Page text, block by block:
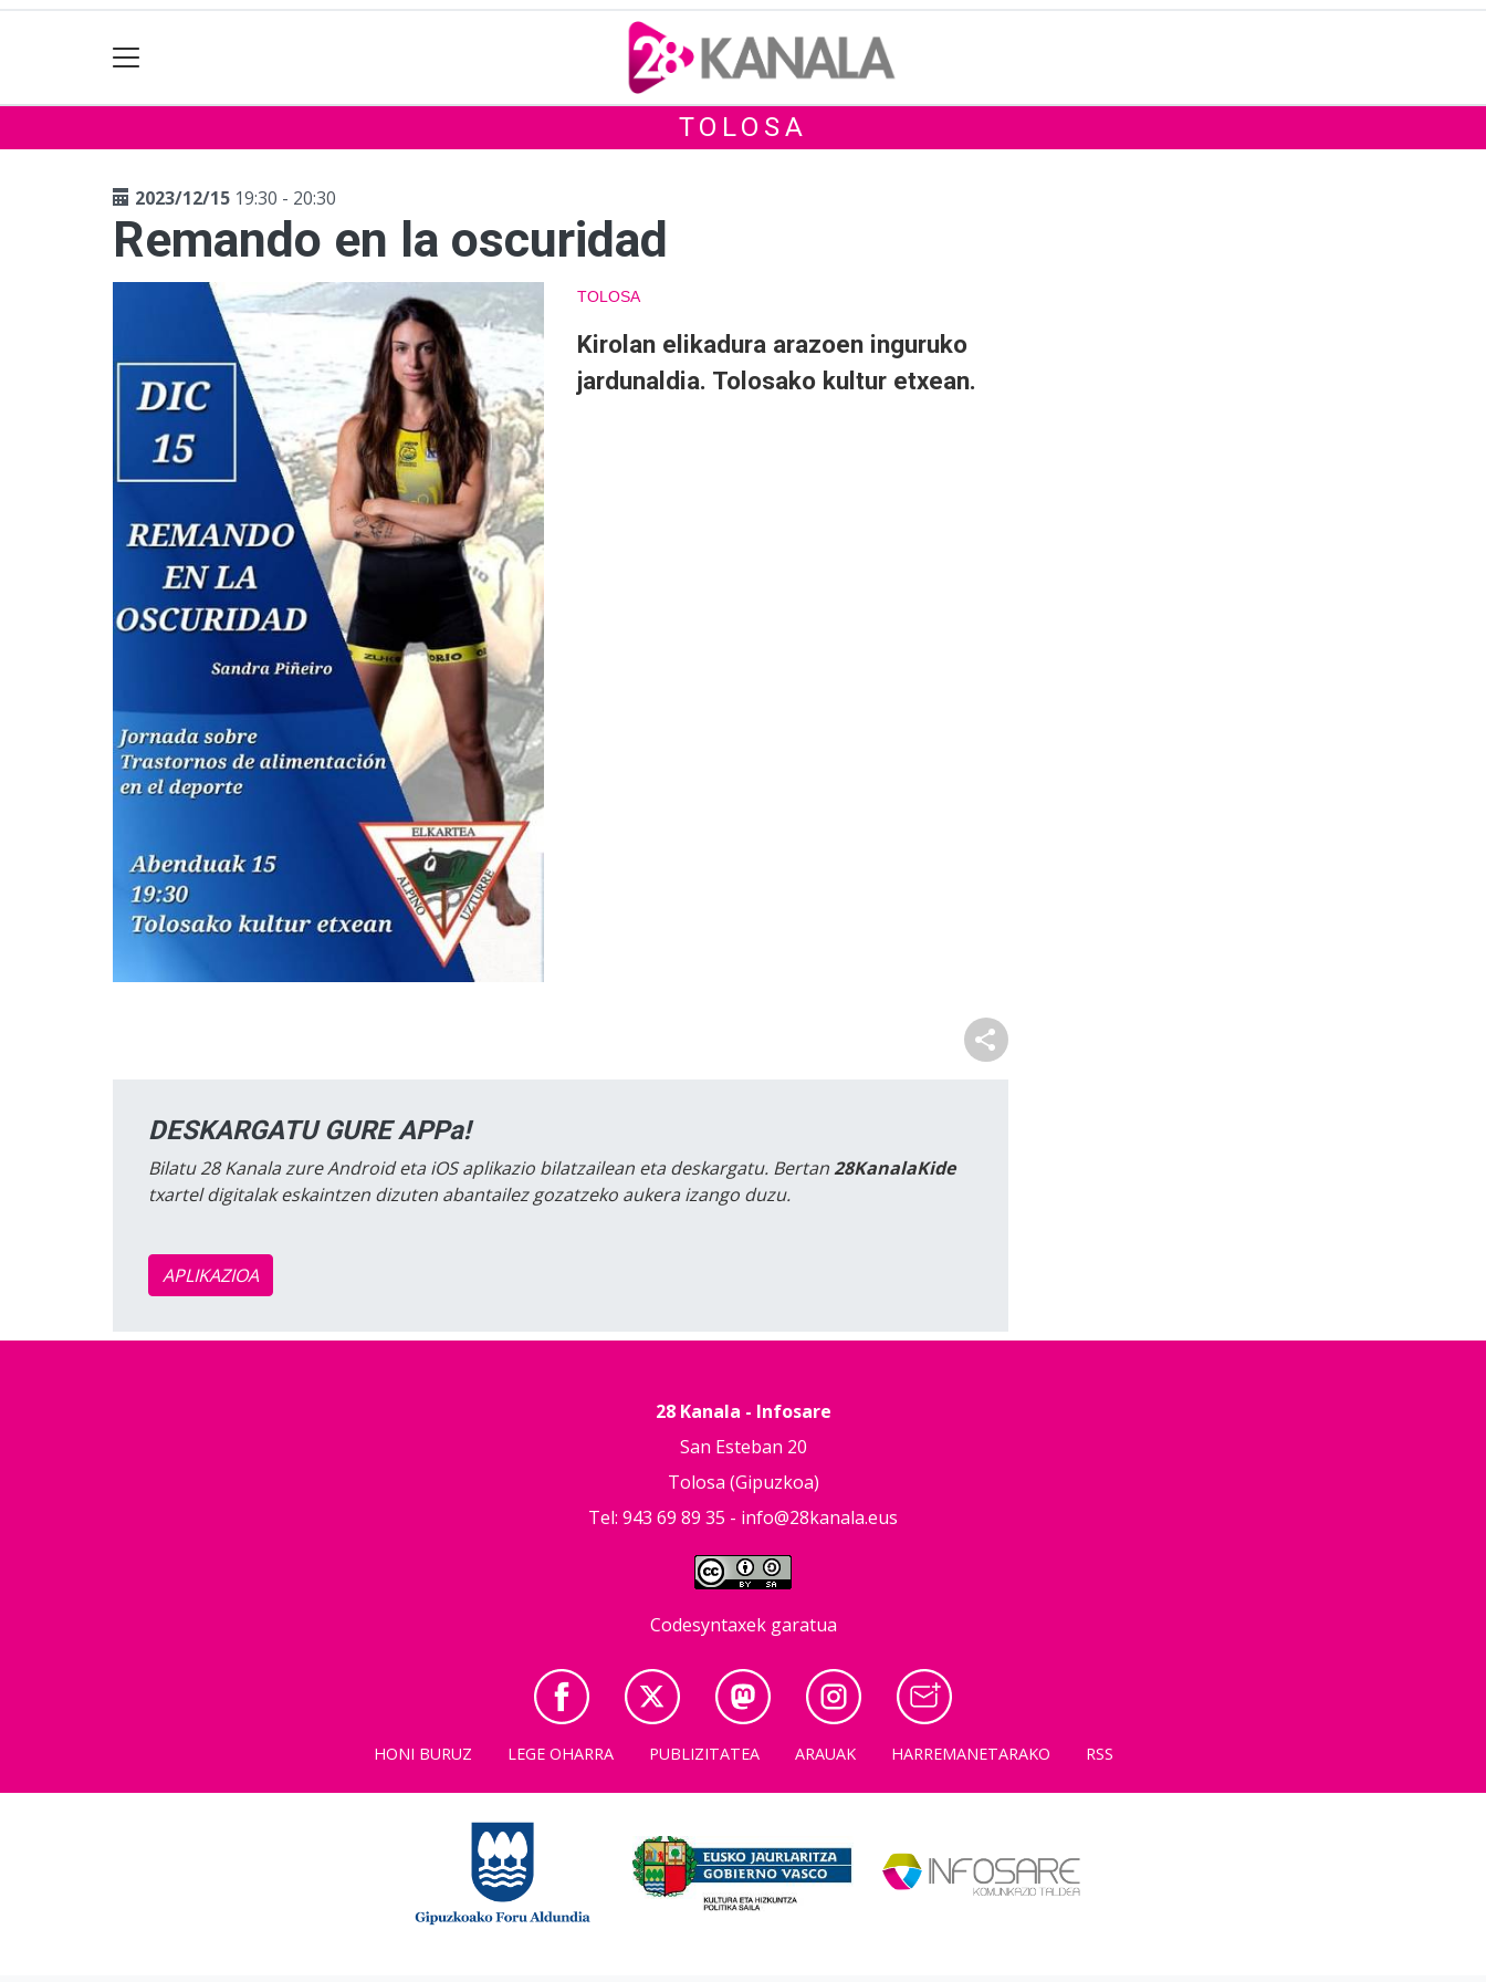
TOLOSA
2023/12/15 19:30 - 20:30
Remando en la oscuridad
TOLOSA
Kirolan elikadura arazoen inguruko
jardunaldia. Tolosako kultur etxean.
DESKARGATU GURE APPa!
Bilatu 28 Kanala zure Android eta iOS aplikazio bilatzailean eta deskargatu. Bertan28KanalaKide
txartel digitalak eskaintzen dizuten abantailez gozatzeko aukera izango duzu.
APLIKAZIOA
28 Kanala - Infosare
San Esteban 20
Tolosa (Gipuzkoa)
Tel: 943 69 89 35 - info@28kanala.eus
Codesyntaxek garatua
HONI BURUZ LEGE OHARRA PUBLIZITATEA ARAUAK HARREMANETARAKO RSS